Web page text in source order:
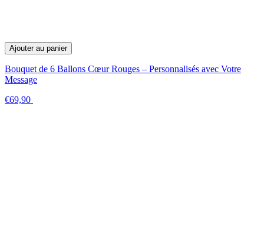
Ajouter au panier
Bouquet de 6 Ballons Cœur Rouges – Personnalisés avec Votre
Message
€69,90